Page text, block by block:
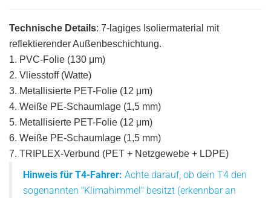
Technische Details: 7-lagiges Isoliermaterial mit
reflektierender Außenbeschichtung.
1. PVC-Folie (130 μm)
2. Vliesstoff (Watte)
3. Metallisierte PET-Folie (12 μm)
4. Weiße PE-Schaumlage (1,5 mm)
5. Metallisierte PET-Folie (12 μm)
6. Weiße PE-Schaumlage (1,5 mm)
7. TRIPLEX-Verbund (PET + Netzgewebe + LDPE)
Hinweis für T4-Fahrer: Achte darauf, ob dein T4 den
sogenannten "Klimahimmel" besitzt (erkennbar an